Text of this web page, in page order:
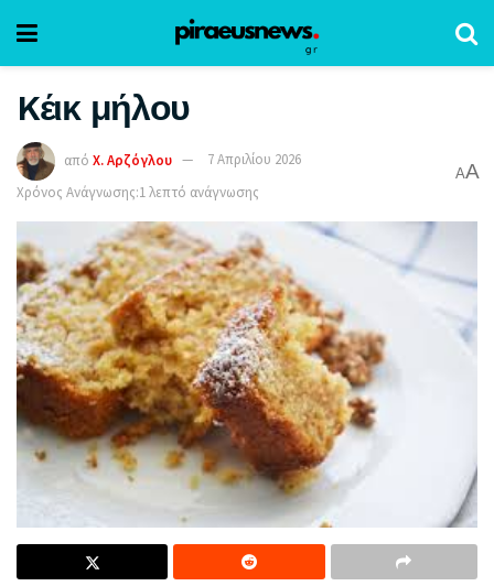
Kέικ μήλου
από Χ. Αρζόγλου
7 Απριλίου 2026
Χρόνος Ανάγνωσης:1 λεπτό ανάγνωσης
AA